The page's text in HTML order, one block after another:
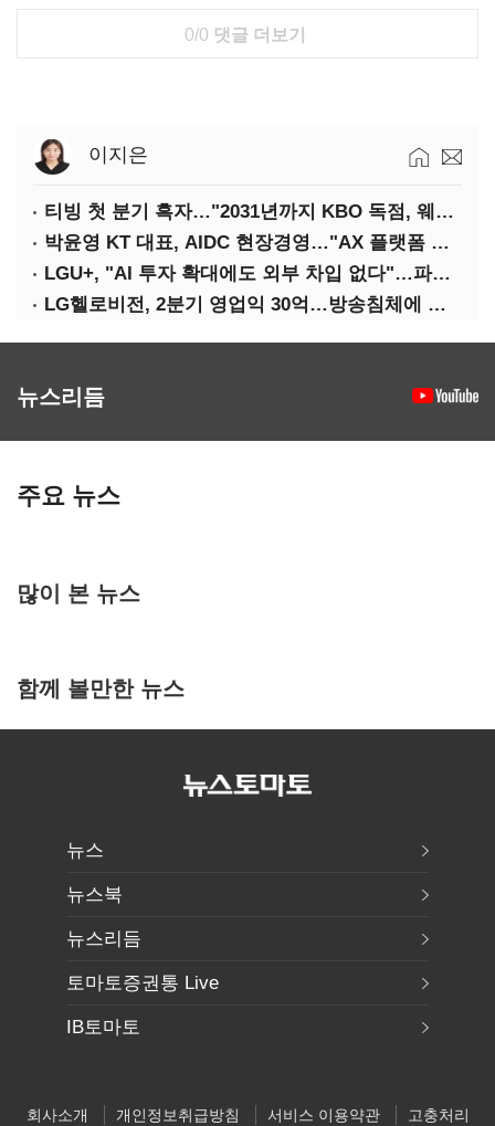
0/0 댓글 더보기
이지은
티빙 첫 분기 흑자…"2031년까지 KBO 독점, 웨이브 합병도 속도"
박윤영 KT 대표, AIDC 현장경영…"AX 플랫폼 핵심 인프라로 키운다"
LGU+, "AI 투자 확대에도 외부 차입 없다"…파주 AIDC 수익성 자신
LG헬로비전, 2분기 영업익 30억…방송침체에 교육용 단말 시장도 축소
뉴스리듬
주요 뉴스
많이 본 뉴스
함께 볼만한 뉴스
뉴스
뉴스북
뉴스리듬
토마토증권통 Live
IB토마토
회사소개 개인정보취급방침 서비스 이용약관 고충처리